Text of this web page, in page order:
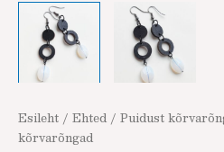
Esileht / Ehted / Puidust
kõrvarõngad